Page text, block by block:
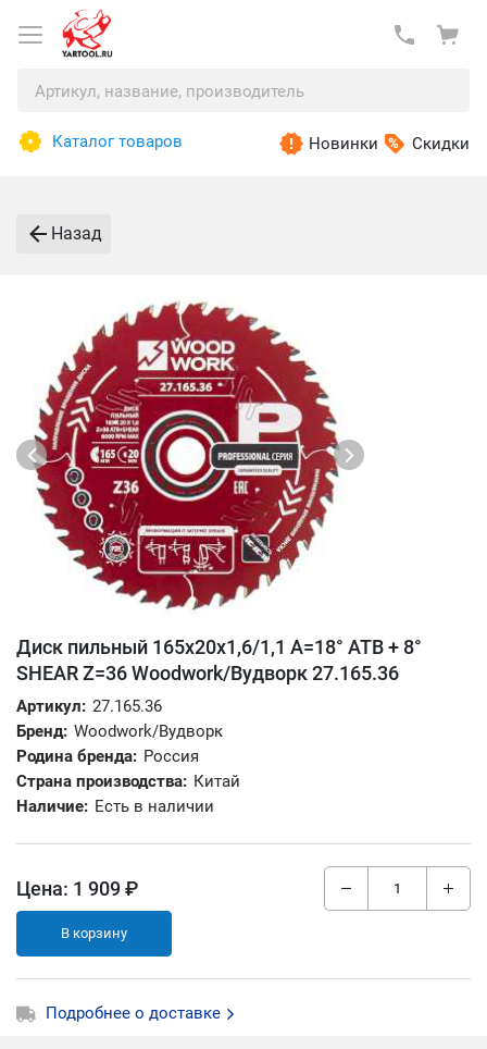
Каталог товаров Новинки Скидки
Назад
Диск пильный 165x20x1,6/1,1 A=18° ATB + 8°
SHEAR Z=36 Woodwork/Вудворк 27.165.36
Артикул: 27.165.36
Бренд: Woodwork/Вудворк
Родина бренда: Россия
Страна производства: Китай
Наличие: Есть в наличии
Цена: 1 909 ₽
В корзину
Подробнее о доставке